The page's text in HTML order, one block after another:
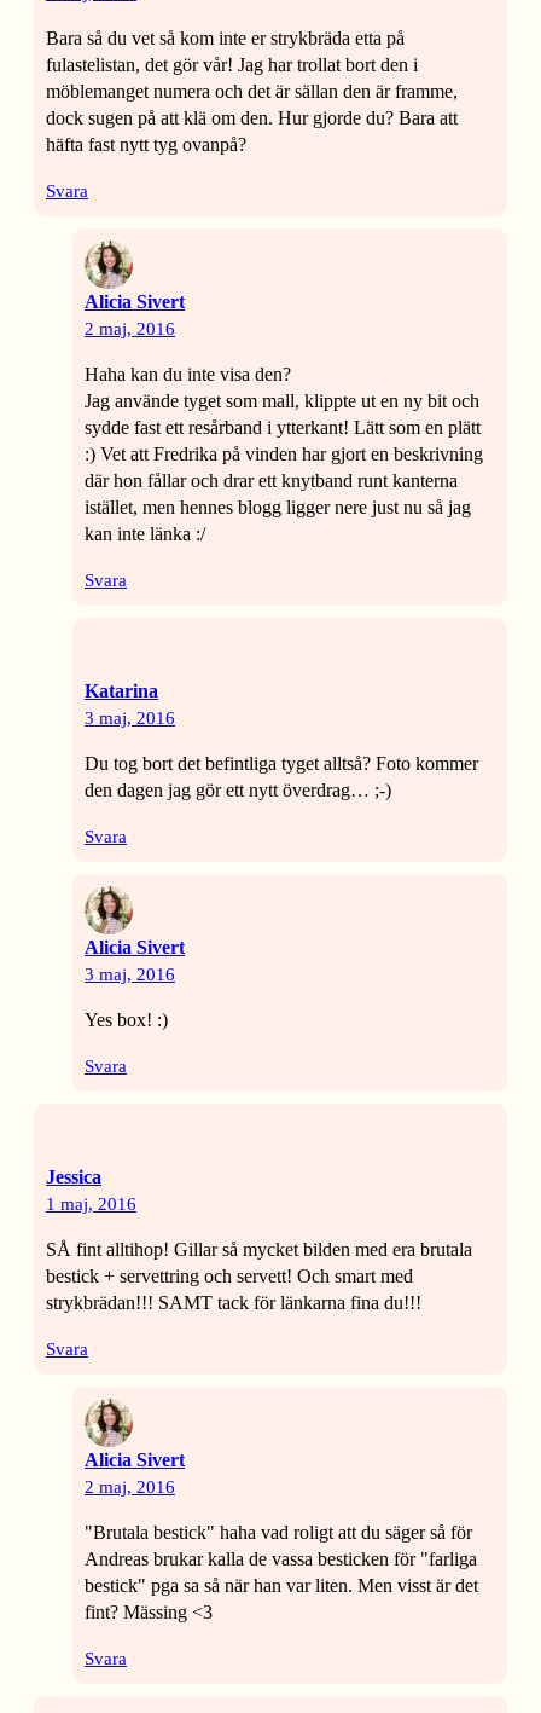
Bara så du vet så kom inte er strykbräda etta på
fulastelistan, det gör vår! Jag har trollat bort den i
möblemanget numera och det är sällan den är framme,
dock sugen på att klä om den. Hur gjorde du? Bara att
häfta fast nytt tyg ovanpå?
Svara
Alicia Sivert
2 maj, 2016
Haha kan du inte visa den?
Jag använde tyget som mall, klippte ut en ny bit och
sydde fast ett resårband i ytterkant! Lätt som en plätt
:) Vet att Fredrika på vinden har gjort en beskrivning
där hon fållar och drar ett knytband runt kanterna
istället, men hennes blogg ligger nere just nu så jag
kan inte länka :/
Svara
Katarina
3 maj, 2016
Du tog bort det befintliga tyget alltså? Foto kommer
den dagen jag gör ett nytt överdrag… ;-)
Svara
Alicia Sivert
3 maj, 2016
Yes box! :)
Svara
Jessica
1 maj, 2016
SÅ fint alltihop! Gillar så mycket bilden med era brutala
bestick + servettring och servett! Och smart med
strykbrädan!!! SAMT tack för länkarna fina du!!!
Svara
Alicia Sivert
2 maj, 2016
"Brutala bestick" haha vad roligt att du säger så för
Andreas brukar kalla de vassa besticken för "farliga
bestick" pga sa så när han var liten. Men visst är det
fint? Mässing <3
Svara